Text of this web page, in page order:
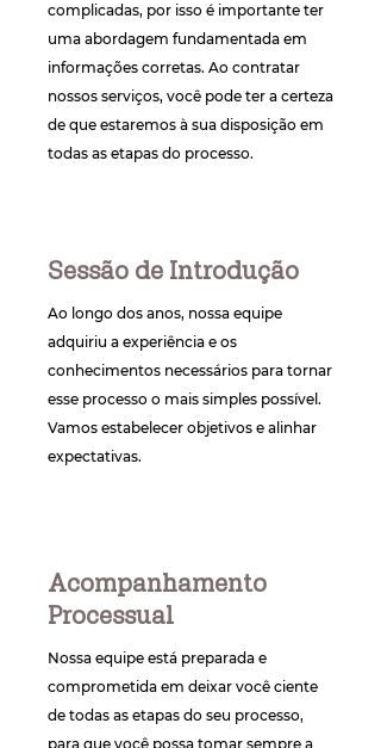
complicadas, por isso é importante ter
uma abordagem fundamentada em
informações corretas. Ao contratar
nossos serviços, você pode ter a certeza
de que estaremos à sua disposição em
todas as etapas do processo.
Sessão de Introdução
Ao longo dos anos, nossa equipe
adquiriu a experiência e os
conhecimentos necessários para tornar
esse processo o mais simples possível.
Vamos estabelecer objetivos e alinhar
expectativas.
Acompanhamento
Processual
Nossa equipe está preparada e
comprometida em deixar você ciente
de todas as etapas do seu processo,
para que você possa tomar sempre a